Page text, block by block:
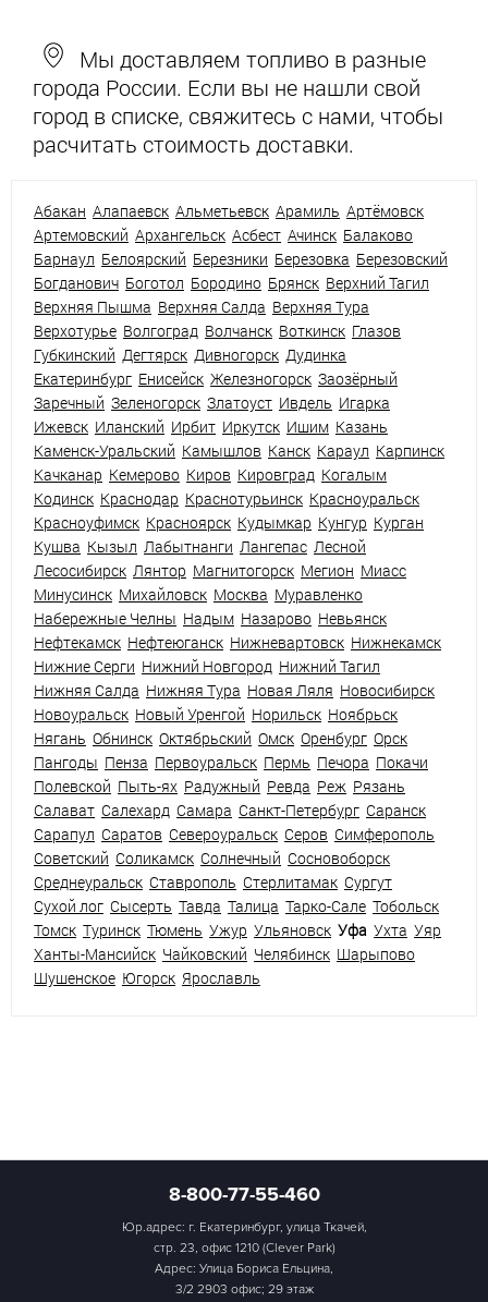
Мы доставляем топливо в разные
города России. Если вы не нашли свой
город в списке, свяжитесь с нами, чтобы
расчитать стоимость доставки.
Абакан Алапаевск Альметьевск Арамиль Артёмовск
Артемовский Архангельск Асбест Ачинск Балаково
Барнаул Белоярский Березники Березовка Березовский
Богданович Боготол Бородино Брянск Верхний Тагил
Верхняя Пышма Верхняя Салда Верхняя Тура
Верхотурье Волгоград Волчанск Воткинск Глазов
Губкинский Дегтярск Дивногорск Дудинка
Екатеринбург Енисейск Железногорск Заозёрный
Заречный Зеленогорск Златоуст Ивдель Игарка
Ижевск Иланский Ирбит Иркутск Ишим Казань
Каменск-Уральский Камышлов Канск Караул Карпинск
Качканар Кемерово Киров Кировград Когалым
Кодинск Краснодар Краснотурьинск Красноуральск
Красноуфимск Красноярск Кудымкар Кунгур Курган
Кушва Кызыл Лабытнанги Лангепас Лесной
Лесосибирск Лянтор Магнитогорск Мегион Миасс
Минусинск Михайловск Москва Муравленко
Набережные Челны Надым Назарово Невьянск
Нефтекамск Нефтеюганск Нижневартовск Нижнекамск
Нижние Серги Нижний Новгород Нижний Тагил
Нижняя Салда Нижняя Тура Новая Ляля Новосибирск
Новоуральск Новый Уренгой Норильск Ноябрьск
Нягань Обнинск Октябрьский Омск Оренбург Орск
Пангоды Пенза Первоуральск Пермь Печора Покачи
Полевской Пыть-ях Радужный Ревда Реж Рязань
Салават Салехард Самара Санкт-Петербург Саранск
Сарапул Саратов Североуральск Серов Симферополь
Советский Соликамск Солнечный Сосновоборск
Среднеуральск Ставрополь Стерлитамак Сургут
Сухой лог Сысерть Тавда Талица Тарко-Сале Тобольск
Томск Туринск Тюмень Ужур Ульяновск Уфа Ухта Уяр
Ханты-Мансийск Чайковский Челябинск Шарыпово
Шушенское Югорск Ярославль
8-800-77-55-460
Юр.адрес: г. Екатеринбург, улица Ткачей,
стр. 23, офис 1210 (Clever Park)
Адрес: Улица Бориса Ельцина,
3/2 2903 офис; 29 этаж